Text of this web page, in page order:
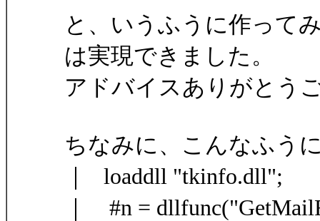
と、いうふうに作って
は実現できました。
アドバイスありがとう
ちなみに、こんなふう
｜ loaddll "tkinfo.dll";
｜ #n =